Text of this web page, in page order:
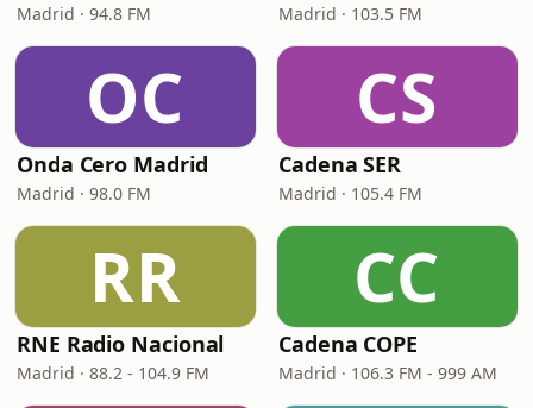
Madrid · 94.8 FM Madrid · 103.5 FM
OC
Onda Cero Madrid
Madrid · 98.0 FM
CS
Cadena SER
Madrid · 105.4 FM
RR
RNE Radio Nacional
Madrid · 88.2 - 104.9 FM
CC
Cadena COPE
Madrid · 106.3 FM - 999 AM